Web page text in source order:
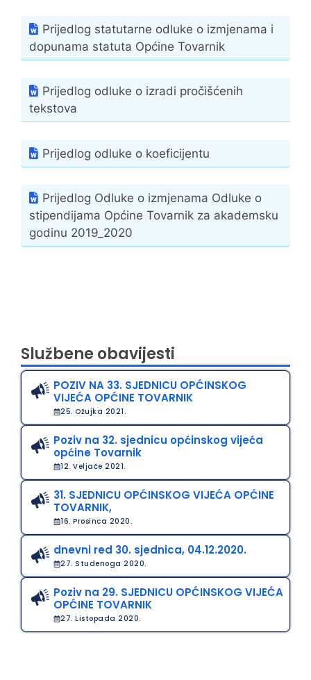
Prijedlog statutarne odluke o izmjenama i
dopunama statuta Općine Tovarnik
Prijedlog odluke o izradi pročišćenih
tekstova
Prijedlog odluke o koeficijentu
Prijedlog Odluke o izmjenama Odluke o
stipendijama Općine Tovarnik za akademsku
godinu 2019_2020
Službene obavijesti
POZIV NA 33. SJEDNICU OPĆINSKOG
VIJEĆA OPĆINE TOVARNIK
25. Ožujka 2021.
Poziv na 32. sjednicu općinskog vijeća
općine Tovarnik
12. Veljače 2021.
31. SJEDNICU OPĆINSKOG VIJEĆA OPĆINE
TOVARNIK,
16. Prosinca 2020.
dnevni red 30. sjednica, 04.12.2020.
27. Studenoga 2020.
Poziv na 29. SJEDNICU OPĆINSKOG VIJEĆA
OPĆINE TOVARNIK
27. Listopada 2020.